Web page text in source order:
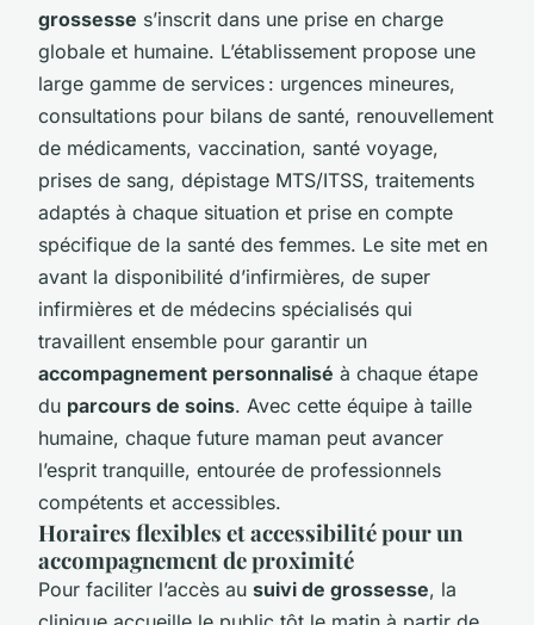
grossesse s’inscrit dans une prise en charge
globale et humaine. L’établissement propose une
large gamme de services : urgences mineures,
consultations pour bilans de santé, renouvellement
de médicaments, vaccination, santé voyage,
prises de sang, dépistage MTS/ITSS, traitements
adaptés à chaque situation et prise en compte
spécifique de la santé des femmes. Le site met en
avant la disponibilité d’infirmières, de super
infirmières et de médecins spécialisés qui
travaillent ensemble pour garantir un
accompagnement personnalisé à chaque étape
du parcours de soins. Avec cette équipe à taille
humaine, chaque future maman peut avancer
l’esprit tranquille, entourée de professionnels
compétents et accessibles.
Horaires flexibles et accessibilité pour un
accompagnement de proximité
Pour faciliter l’accès au suivi de grossesse, la